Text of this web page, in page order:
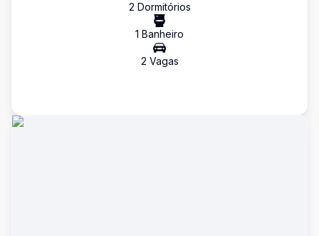
2 Dormitórios
1 Banheiro
2 Vagas